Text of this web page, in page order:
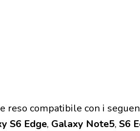
reso compatibile con i
S6 Edge, Galaxy Note5, S6